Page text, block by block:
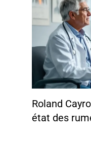
Roland
état des